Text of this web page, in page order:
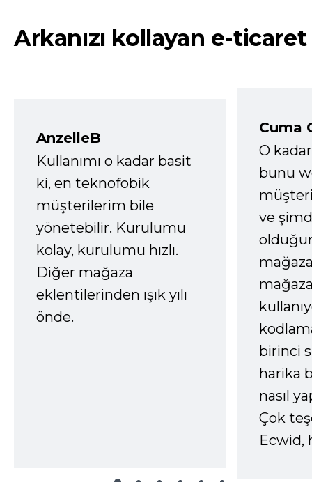
Arkanızı kollayan e-ticaret
AnzelleB
Kullanımı o kadar basit
ki, en teknofobik
müşterilerim bile
yönetebilir. Kurulumu
kolay, kurulumu hızlı.
Diğer mağaza
eklentilerinden ışık yılı
önde.
Cuma
O
bunu
ve
birinci
harika
nasıl
Çok
Ecwid,